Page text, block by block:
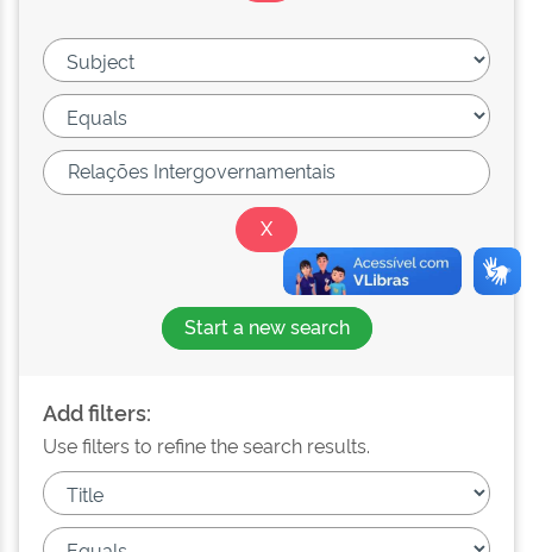
Start a new search
Add filters:
Use filters to refine the search results.